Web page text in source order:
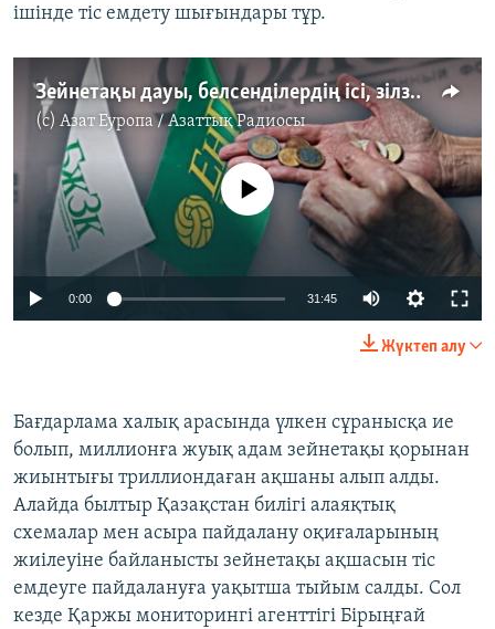
ішінде тіс емдету шығындары тұр.
Зейнетақы дауы, белсенділердің ісі, зілзала салдары — AzatNEWS/09.06.2026.
(c) Азат Еуропа / Азаттық Радиосы
720p 1080p
No media source currently available
0:00 31:45
720p
1080p
Жүктеп алу
Бағдарлама халық арасында үлкен сұранысқа ие
болып, миллионға жуық адам зейнетақы қорынан
жиынтығы триллиондаған ақшаны алып алды.
Алайда былтыр Қазақстан билігі алаяқтық
схемалар мен асыра пайдалану оқиғаларының
жиілеуіне байланысты зейнетақы ақшасын тіс
емдеуге пайдалануға уақытша тыйым салды. Сол
кезде Қаржы мониторингі агенттігі Бірыңғай